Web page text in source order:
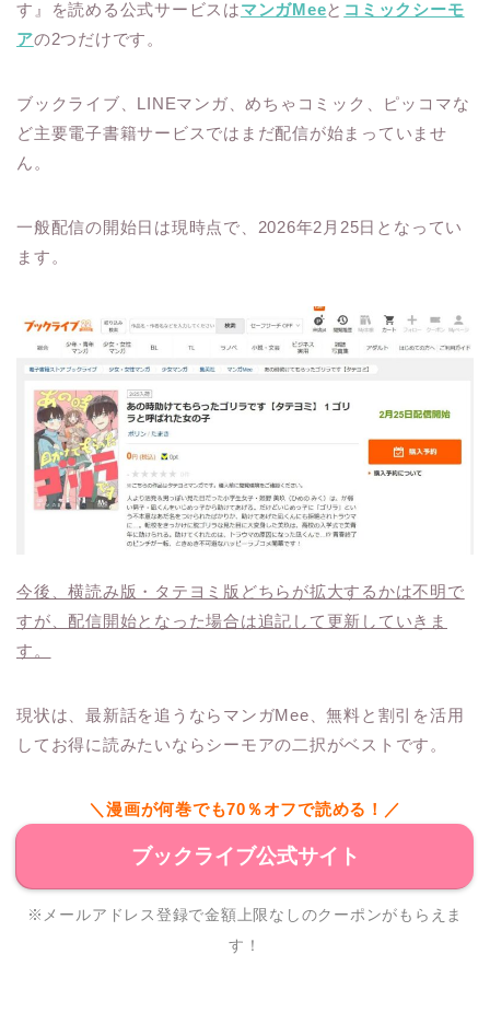
す』を読める公式サービスはマンガMeeと コミックシーモ
アの2つだけです。
ブックライブ、LINEマンガ、めちゃコミック、ピッコマな
ど主要電子書籍サービスではまだ配信が始まっていませ
ん。
一般配信の開始日は現時点で、2026年2月25日となってい
ます。
今後、横読み版・タテヨミ版どちらが拡大するかは不明で
すが、配信開始となった場合は追記して更新していきま
す。
現状は、最新話を追うならマンガMee、無料と割引を活用
してお得に読みたいならシーモアの二択がベストです。
＼漫画が何巻でも70％オフで読める！／
ブックライブ公式サイト
※メールアドレス登録で金額上限なしのクーポンがもらえま
す！